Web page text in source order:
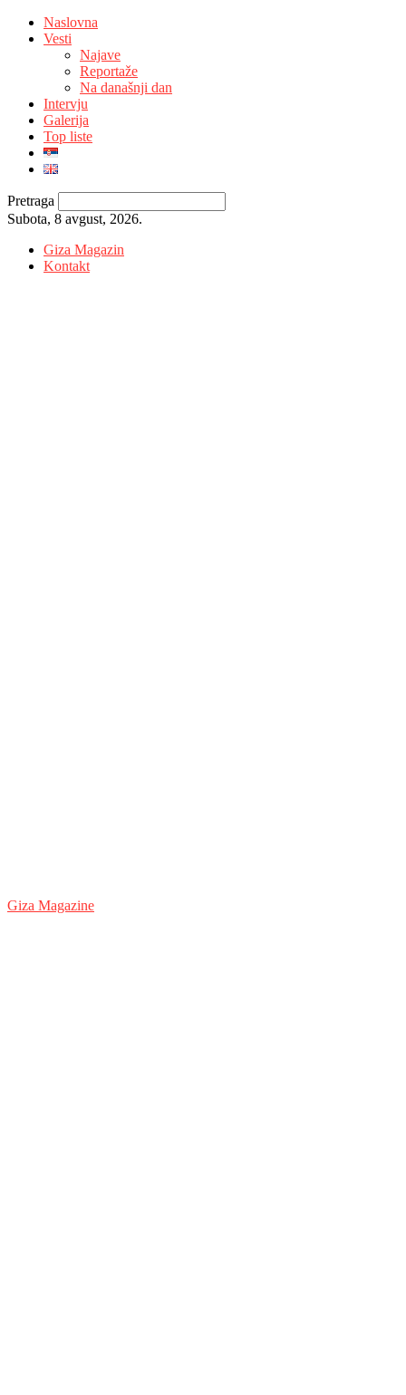
Naslovna
Vesti
Najave
Reportaže
Na današnji dan
Intervju
Galerija
Top liste
Pretraga
Subota, 8 avgust, 2026.
Giza Magazin
Kontakt
Giza Magazine